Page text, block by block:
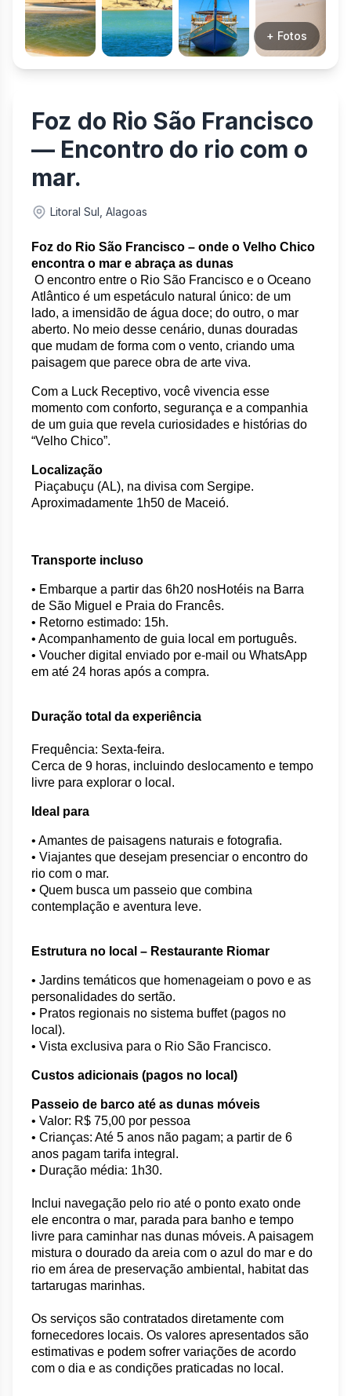
+ Fotos
Foz do Rio São Francisco
— Encontro do rio com o
mar.
Litoral Sul, Alagoas
Foz do Rio São Francisco – onde o Velho Chico
encontra o mar e abraça as dunas
Atlântico é um espetáculo natural único: de um
lado, a imensidão de água doce; do outro, o mar
aberto. No meio desse cenário, dunas douradas
que mudam de forma com o vento, criando uma
paisagem que parece obra de arte viva.
Com a Luck Receptivo, você vivencia esse
momento com conforto, segurança e a companhia
de um guia que revela curiosidades e histórias do
“Velho Chico”.
Localização
Aproximadamente 1h50 de Maceió.
Transporte incluso
• Embarque a partir das 6h20 nosHotéis na Barra
de São Miguel e Praia do Francês.
• Retorno estimado: 15h.
• Acompanhamento de guia local em português.
• Voucher digital enviado por e-mail ou WhatsApp
em até 24 horas após a compra.
Duração total da experiência
Frequência: Sexta-feira.
Cerca de 9 horas, incluindo deslocamento e tempo
livre para explorar o local.
Ideal para
• Amantes de paisagens naturais e fotografia.
• Viajantes que desejam presenciar o encontro do
rio com o mar.
• Quem busca um passeio que combina
contemplação e aventura leve.
Estrutura no local – Restaurante Riomar
• Jardins temáticos que homenageiam o povo e as
personalidades do sertão.
• Pratos regionais no sistema buffet (pagos no
local).
• Vista exclusiva para o Rio São Francisco.
Custos adicionais (pagos no local)
Passeio de barco até as dunas móveis
• Valor: R$ 75,00 por pessoa
• Crianças: Até 5 anos não pagam; a partir de 6
anos pagam tarifa integral.
• Duração média: 1h30.
Inclui navegação pelo rio até o ponto exato onde
ele encontra o mar, parada para banho e tempo
livre para caminhar nas dunas móveis. A paisagem
mistura o dourado da areia com o azul do mar e do
rio em área de preservação ambiental, habitat das
tartarugas marinhas.
Os serviços são contratados diretamente com
fornecedores locais. Os valores apresentados são
estimativas e podem sofrer variações de acordo
com o dia e as condições praticadas no local.